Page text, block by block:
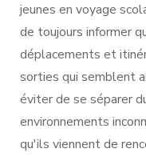
jeunes en voyage
de toujours informer
déplacements et
sorties qui semblent
éviter de se séparer
environnements
qu'ils viennent de